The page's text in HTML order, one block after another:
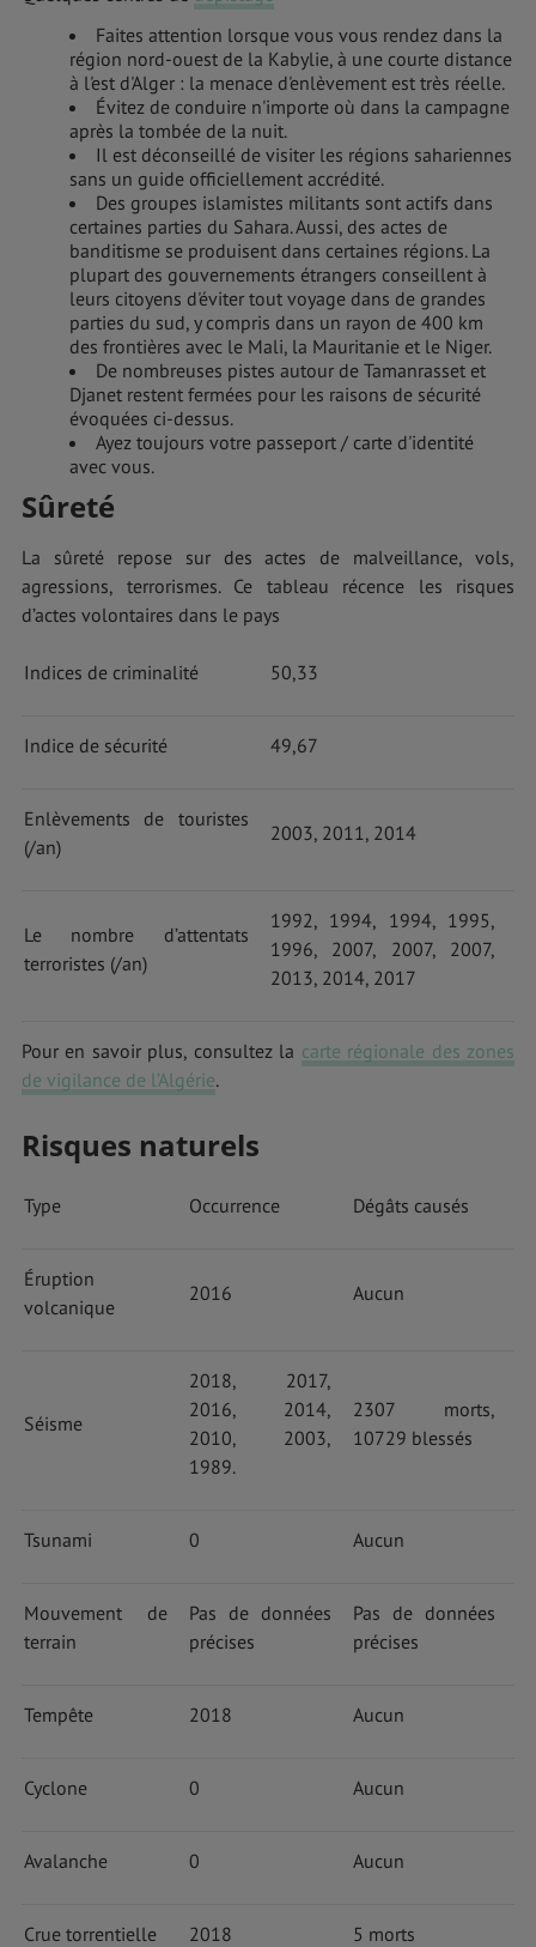
Faites attention lorsque vous vous rendez dans la
région nord-ouest de la Kabylie, à une courte distance
à l'est d'Alger : la menace d'enlèvement est très réelle.
Évitez de conduire n'importe où dans la campagne
après la tombée de la nuit.
Il est déconseillé de visiter les régions sahariennes
sans un guide officiellement accrédité.
Des groupes islamistes militants sont actifs dans
certaines parties du Sahara. Aussi, des actes de
banditisme se produisent dans certaines régions. La
plupart des gouvernements étrangers conseillent à
leurs citoyens d'éviter tout voyage dans de grandes
parties du sud, y compris dans un rayon de 400 km
des frontières avec le Mali, la Mauritanie et le Niger.
De nombreuses pistes autour de Tamanrasset et
Djanet restent fermées pour les raisons de sécurité
évoquées ci-dessus.
Ayez toujours votre passeport / carte d'identité
avec vous.
Sûreté
La sûreté repose sur des actes de malveillance, vols,
agressions, terrorismes. Ce tableau récence les risques
d’actes volontaires dans le pays
Indices de criminalité 50,33
Indice de sécurité 49,67
Enlèvements de touristes
(/an)
2003, 2011, 2014
Le nombre d’attentats
terroristes (/an)
1992, 1994, 1994, 1995,
1996, 2007, 2007, 2007,
2013, 2014, 2017
Pour en savoir plus, consultez la carte régionale des zones
de vigilance de l’Algérie.
Risques naturels
Type Occurrence Dégâts causés
Éruption
volcanique
2016 Aucun
Séisme
2018, 2017,
2016, 2014,
2010, 2003,
1989.
2307 morts,
10729 blessés
Tsunami 0 Aucun
Mouvement de
terrain
Pas de données
précises
Pas de données
précises
Tempête 2018 Aucun
Cyclone 0 Aucun
Avalanche 0 Aucun
Crue torrentielle 2018 5 morts